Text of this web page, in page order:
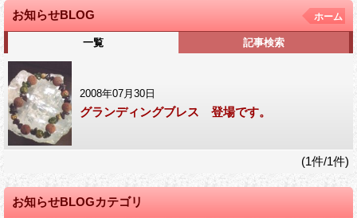
お知らせBLOG ホーム
一覧 記事検索
2008年07月30日
グランディングブレス 登場です。
(1件/1件)
お知らせBLOGカテゴリ